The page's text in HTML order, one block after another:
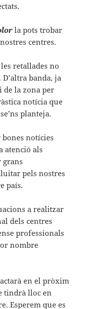
la pots trobar
centres.
retallades no
D’altra banda, ja
de la zona per
notícia que
planteja.
bones notícies
atenció als
grans
pels nostres
país.
a realitzar
dels centres
professionals
nombre
en el pròxim
tindrà lloc en
Esperem que es